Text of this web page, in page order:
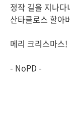
정작 길을 지나
산타클로스 할아
메리 크리스마스
- NoPD -